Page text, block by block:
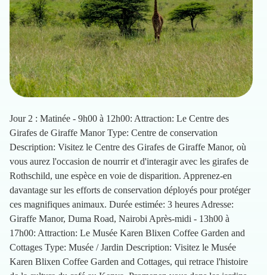
Jour 2 : Matinée - 9h00 à 12h00: Attraction: Le Centre des
Girafes de Giraffe Manor Type: Centre de conservation
Description: Visitez le Centre des Girafes de Giraffe Manor, où
vous aurez l'occasion de nourrir et d'interagir avec les girafes de
Rothschild, une espèce en voie de disparition. Apprenez-en
davantage sur les efforts de conservation déployés pour protéger
ces magnifiques animaux. Durée estimée: 3 heures Adresse:
Giraffe Manor, Duma Road, Nairobi Après-midi - 13h00 à
17h00: Attraction: Le Musée Karen Blixen Coffee Garden and
Cottages Type: Musée / Jardin Description: Visitez le Musée
Karen Blixen Coffee Garden and Cottages, qui retrace l'histoire